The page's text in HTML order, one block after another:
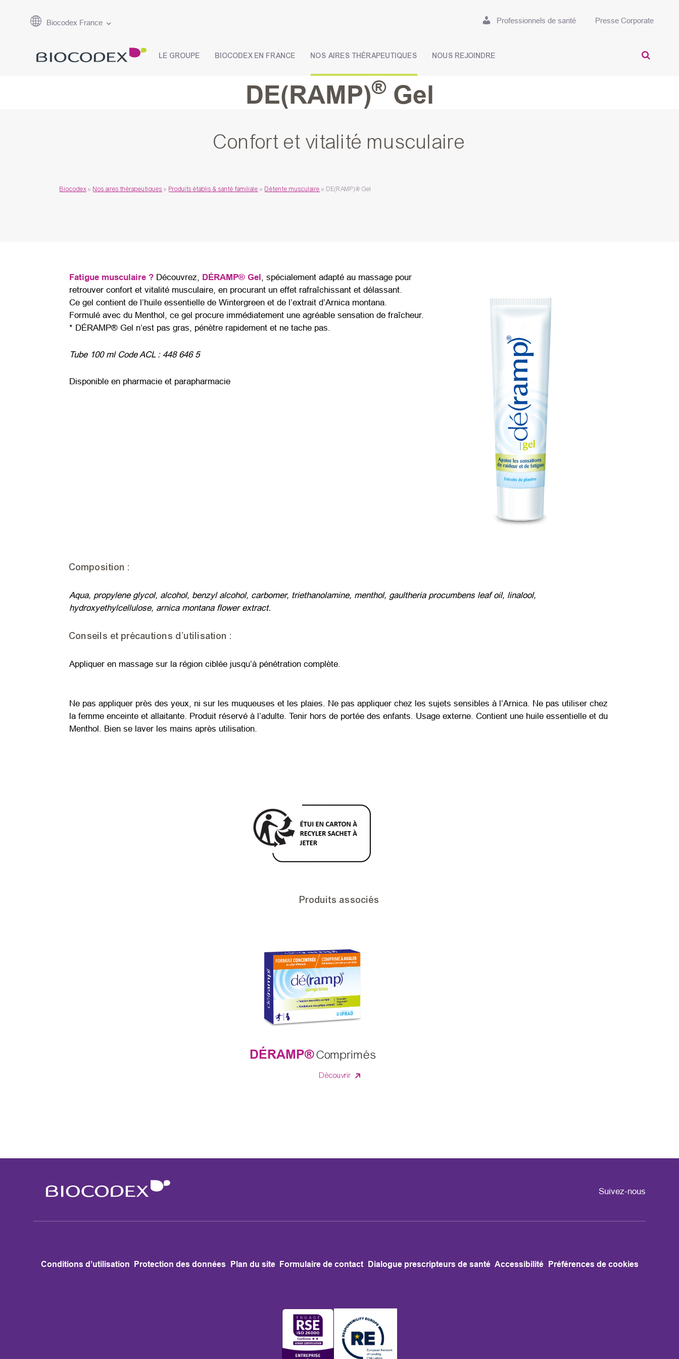
Biocodex France Professionnels de santé Presse Corporate
LE GROUPE BIOCODEX EN FRANCE NOS AIRES THÉRAPEUTIQUES NOUS REJOINDRE
DE(RAMP)®Gel
Confort et vitalité musculaire
Biocodex » Nos aires thérapeutiques » Produits établis & santé familiale » Détente musculaire​ » DE(RAMP)® Gel
Fatigue musculaire ? Découvrez, DÉRAMP® Gel, spécialement adapté au massage pour
retrouver confort et vitalité musculaire, en procurant un effet rafraîchissant et délassant.
Ce gel contient de l’huile essentielle de Wintergreen et de l’extrait d’Arnica montana.
Formulé avec du Menthol, ce gel procure immédiatement une agréable sensation de fraîcheur.
* DÉRAMP® Gel n’est pas gras, pénètre rapidement et ne tache pas.
Tube 100 ml Code ACL : 448 646 5
Disponible en pharmacie et parapharmacie
Composition :
Aqua, propylene glycol, alcohol, benzyl alcohol, carbomer, triethanolamine, menthol, gaultheria procumbens leaf oil, linalool,
hydroxyethylcellulose, arnica montana flower extract.
Conseils et précautions d’utilisation :
Appliquer en massage sur la région ciblée jusqu’à pénétration complète.
Ne pas appliquer près des yeux, ni sur les muqueuses et les plaies. Ne pas appliquer chez les sujets sensibles à l’Arnica. Ne pas utiliser chez
la femme enceinte et allaitante. Produit réservé à l’adulte. Tenir hors de portée des enfants. Usage externe. Contient une huile essentielle et du
Menthol. Bien se laver les mains après utilisation.
Produits associés
DÉRAMP®Comprimés
Découvrir
Suivez-nous
Conditions d’utilisation Protection des données Plan du site Formulaire de contact Dialogue prescripteurs de santé Accessibilité Préférences de cookies